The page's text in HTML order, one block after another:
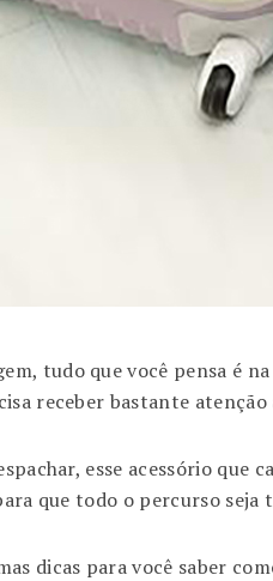
tudo que você pensa é
receber bastante
esse acessório
que todo o percurso seja
dicas para você saber